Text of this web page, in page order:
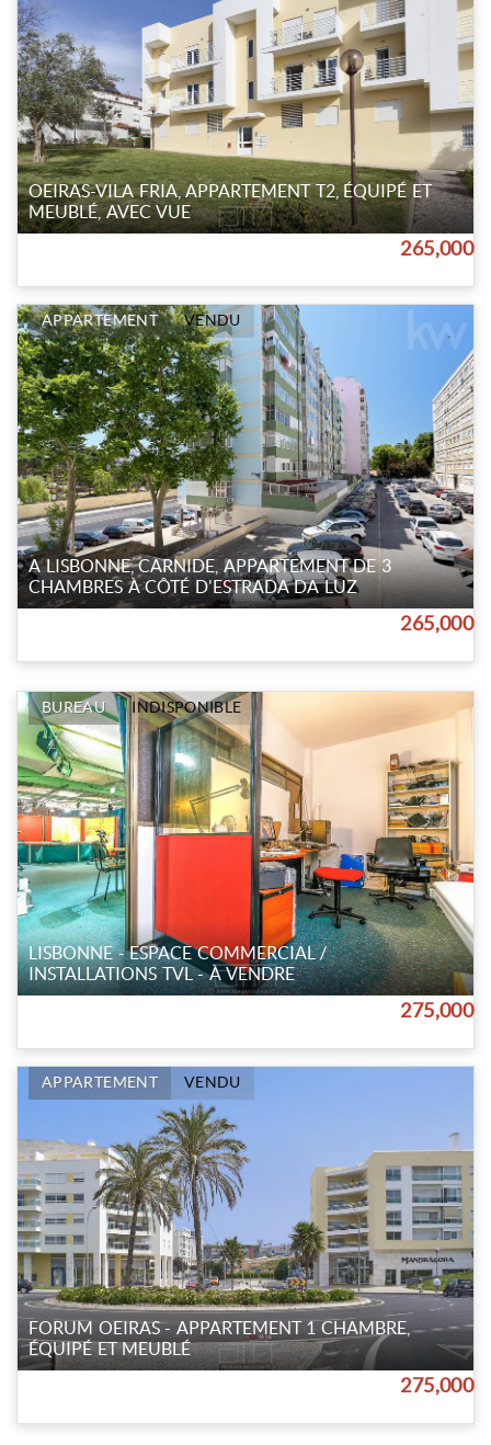
OEIRAS-VILA FRIA, APPARTEMENT T2, ÉQUIPÉ ET
MEUBLÉ, AVEC VUE
265,000
APPARTEMENT VENDU
A LISBONNE, CARNIDE, APPARTEMENT DE 3
CHAMBRES À CÔTÉ D'ESTRADA DA LUZ
265,000
BUREAU INDISPONIBLE
LISBONNE - ESPACE COMMERCIAL /
INSTALLATIONS TVL - À VENDRE
275,000
APPARTEMENT VENDU
FORUM OEIRAS - APPARTEMENT 1 CHAMBRE,
ÉQUIPÉ ET MEUBLÉ
275,000